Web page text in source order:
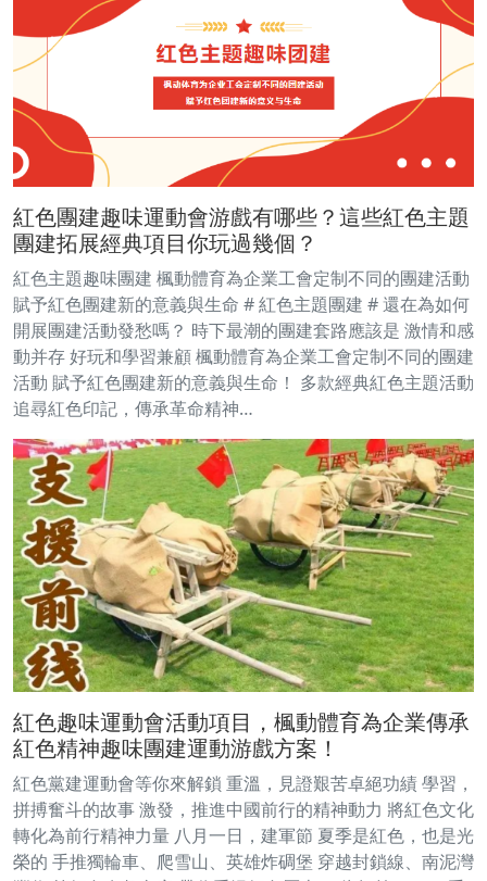
紅色團建趣味運動會游戲有哪些？這些紅色主題
團建拓展經典項目你玩過幾個？
紅色主題趣味團建 楓動體育為企業工會定制不同的團建活動
賦予紅色團建新的意義與生命 # 紅色主題團建 # 還在為如何
開展團建活動發愁嗎？ 時下最潮的團建套路應該是 激情和感
動并存 好玩和學習兼顧 楓動體育為企業工會定制不同的團建
活動 賦予紅色團建新的意義與生命！ 多款經典紅色主題活動
追尋紅色印記，傳承革命精神…
紅色趣味運動會活動項目，楓動體育為企業傳承
紅色精神趣味團建運動游戲方案！
紅色黨建運動會等你來解鎖 重溫，見證艱苦卓絕功績 學習，
拼搏奮斗的故事 激發，推進中國前行的精神動力 將紅色文化
轉化為前行精神力量 八月一日，建軍節 夏季是紅色，也是光
榮的 手推獨輪車、爬雪山、英雄炸碉堡 穿越封鎖線、南泥灣